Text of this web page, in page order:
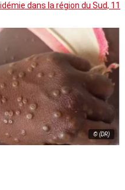
dans la région du Sud, 11
© (DR)